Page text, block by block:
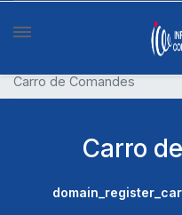
Carro de Comandes
Carro